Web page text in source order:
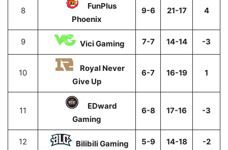
8
FunPlus
Phoenix
9-6 21-17 4
9 Vici Gaming 7-7 14-14 -3
10
Royal Never
Give Up
6-7 16-19 1
11
EDward
Gaming
6-8 17-16 -3
12 Bilibili Gaming 5-9 14-18 -2